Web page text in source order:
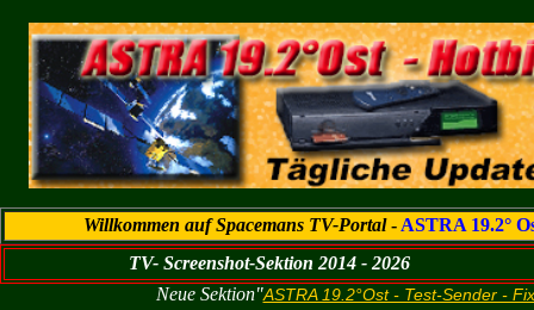
Willkommen auf Spacemans TV-Portal- ASTRA 19.2°
TV- Screenshot-Sektion 2014 - 2026
Neue Sektion"ASTRA 19.2°Ost - Test-Sender -